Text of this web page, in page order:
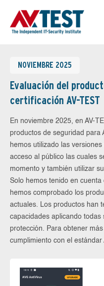
NOVIEMBRE 2025
Evaluación del
certificación AV-TEST
En noviembre 2025, en AV-
productos de seguridad para
hemos utilizado las
acceso al público las cuales
momento y también utilizar
Solo hemos tenido en
hemos comprobado los
actuales. Los productos han
capacidades aplicando todas
protección. Para obtener
cumplimiento con el